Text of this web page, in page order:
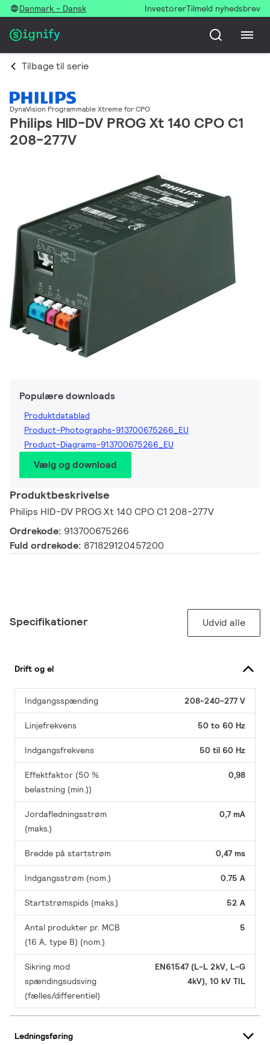
Danmark - Dansk InvestorerTilmeld nyhedsbrev
Tilbage til serie
DynaVision Programmable Xtreme for CPO
Philips HID-DV PROG Xt 140 CPO C1
208-277V
Populære downloads
Produktdatablad
Product-Photographs-913700675266_EU
Product-Diagrams-913700675266_EU
Vælg og download
Produktbeskrivelse
Philips HID-DV PROG Xt 140 CPO C1 208-277V
Ordrekode: 913700675266
Fuld ordrekode: 871829120457200
Specifikationer Udvid alle
Drift og el
Indgangsspænding 208-240-277 V
Linjefrekvens 50 to 60 Hz
Indgangsfrekvens 50 til 60 Hz
Effektfaktor (50 %
belastning (min.))
0,98
Jordafledningsstrøm
(maks.)
0,7 mA
Bredde på startstrøm 0,47 ms
Indgangsstrøm (nom.) 0.75 A
Startstrømspids (maks.) 52 A
Antal produkter pr. MCB
(16 A, type B) (nom.)
5
Sikring mod
spændingsudsving
(fælles/differentiel)
EN61547 (L-L 2kV, L-G
4kV), 10 kV TIL
Ledningsføring